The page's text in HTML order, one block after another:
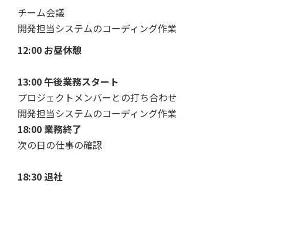
チーム会議
開発担当システムのコーディング作業
12:00 お昼休憩
13:00 午後業務スタート
プロジェクトメンバーとの打ち合わせ
開発担当システムのコーディング作業
18:00 業務終了
次の日の仕事の確認
18:30 退社